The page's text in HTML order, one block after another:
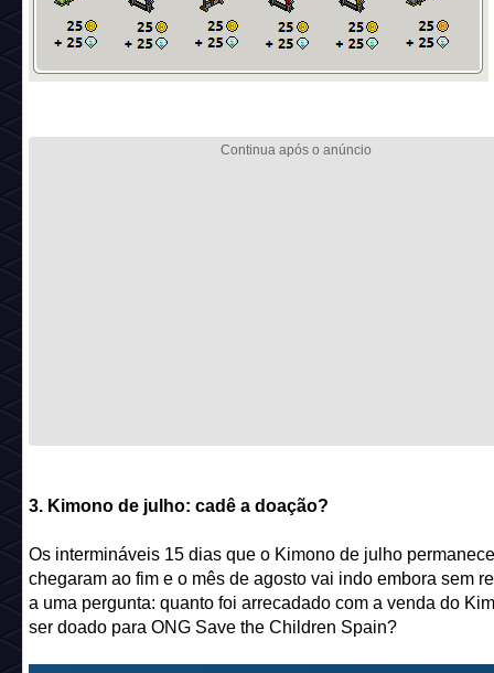
3. Kimono de julho: cadê a doação?
Os intermináveis 15 dias que o Kimono de julho
chegaram ao fim e o mês de agosto vai indo embora sem
a uma pergunta: quanto foi arrecadado com a venda do
ser doado para ONG Save the Children Spain?